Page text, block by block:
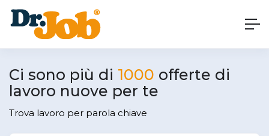
Ci sono più di 1000 offerte di
lavoro nuove per te
Trova lavoro per parola chiave